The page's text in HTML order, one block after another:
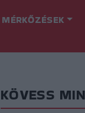
MÉRKŐZÉSEK
KÖVESS